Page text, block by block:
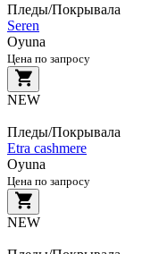
Пледы/Покрывала
Seren
Oyuna
Цена по запросу
NEW
Пледы/Покрывала
Etra cashmere
Oyuna
Цена по запросу
NEW